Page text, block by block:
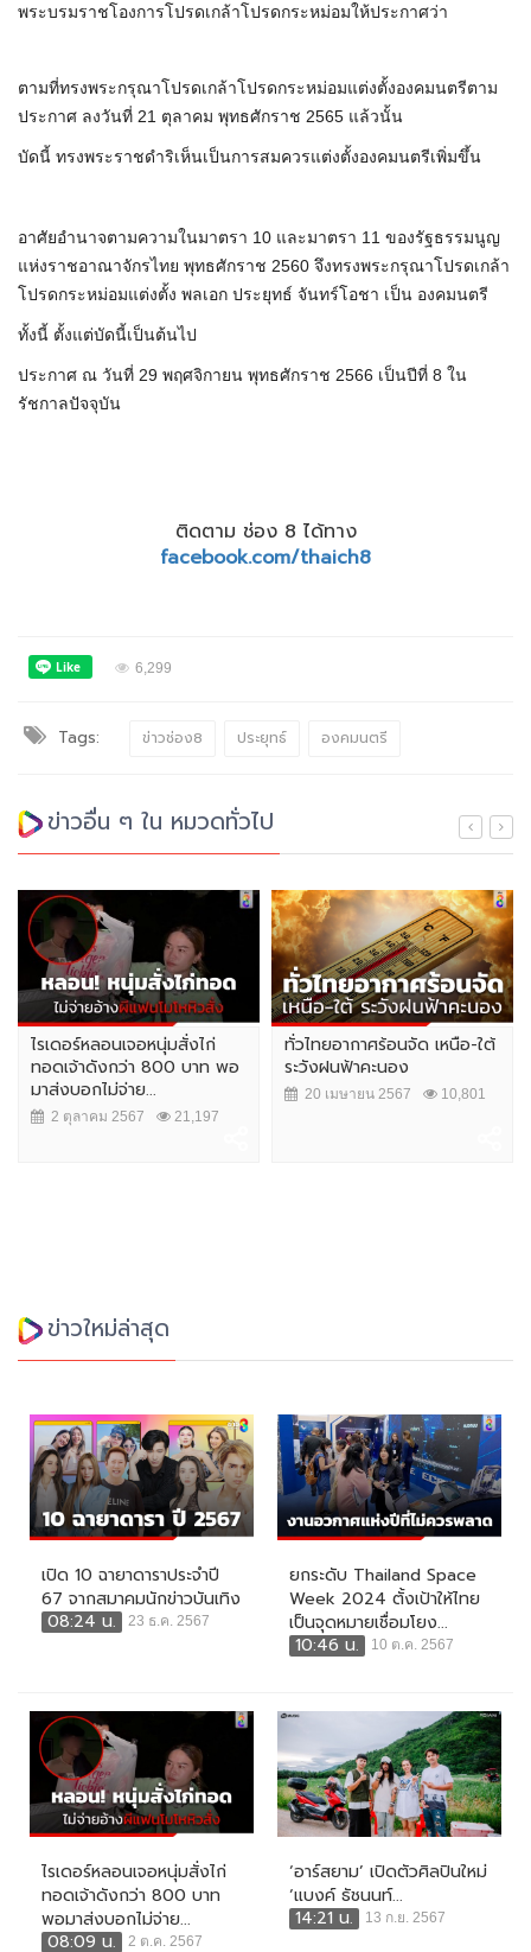
พระบรมราชโองการโปรดเกล้าโปรดกระหม่อมให้ประกาศว่า
ตามที่ทรงพระกรุณาโปรดเกล้าโปรดกระหม่อมแต่งตั้งองคมนตรีตาม
ประกาศ ลงวันที่ 21 ตุลาคม พุทธศักราช 2565 แล้วนั้น
บัดนี้ ทรงพระราชดำริเห็นเป็นการสมควรแต่งตั้งองคมนตรีเพิ่มขึ้น
อาศัยอำนาจตามความในมาตรา 10 และมาตรา 11 ของรัฐธรรมนูญ
แห่งราชอาณาจักรไทย พุทธศักราช 2560 จึงทรงพระกรุณาโปรดเกล้า
โปรดกระหม่อมแต่งตั้ง พลเอก ประยุทธ์ จันทร์โอชา เป็น องคมนตรี
ทั้งนี้ ตั้งแต่บัดนี้เป็นต้นไป
ประกาศ ณ วันที่ 29 พฤศจิกายน พุทธศักราช 2566 เป็นปีที่ 8 ใน
รัชกาลปัจจุบัน
ติดตาม ช่อง 8 ได้ทาง
facebook.com/thaich8
6,299
Tags: ข่าวช่อง8 ประยุทธ์ องคมนตรี
ข่าวอื่น ๆ ใน หมวดทั่วไป
ไรเดอร์หลอนเจอหนุ่มสั่งไก่
ทอดเจ้าดังกว่า 800 บาท พอ
มาส่งบอกไม่จ่าย...
2 ตุลาคม 2567 21,197
ทั่วไทยอากาศร้อนจัด เหนือ-ใต้
ระวังฝนฟ้าคะนอง
20 เมษายน 2567 10,801
ข่าวใหม่ล่าสุด
เปิด 10 ฉายาดาราประจำปี
67 จากสมาคมนักข่าวบันเทิง
08:24 น.
23 ธ.ค. 2567
ยกระดับ Thailand Space
Week 2024 ตั้งเป้าให้ไทย
เป็นจุดหมายเชื่อมโยง...
10:46 น.
10 ต.ค. 2567
ไรเดอร์หลอนเจอหนุ่มสั่งไก่
ทอดเจ้าดังกว่า 800 บาท
พอมาส่งบอกไม่จ่าย...
08:09 น.
2 ต.ค. 2567
‘อาร์สยาม’ เปิดตัวศิลปินใหม่
‘แบงค์ ธัชนนท์...
14:21 น.
13 ก.ย. 2567